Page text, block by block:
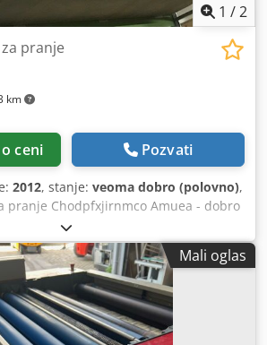
1 /2
km
pranje
ceni Pozvati
2012, stanje: veoma dobro (polovno),
pranje Chodpfxjirnmco Amuea - dobro
Mali oglas